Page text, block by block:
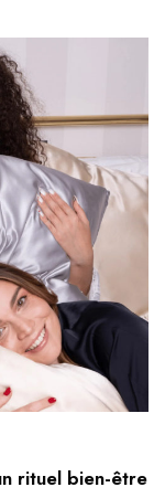
rituel bien-être